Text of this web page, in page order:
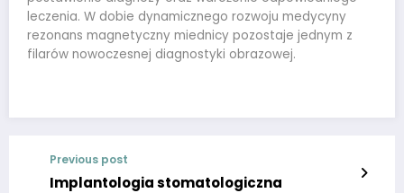
leczenia. W dobie dynamicznego rozwoju medycyny
rezonans magnetyczny miednicy pozostaje jednym z
filarów nowoczesnej diagnostyki obrazowej.
Previous post
Implantologia stomatologiczna